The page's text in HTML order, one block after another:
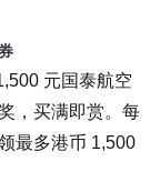
元国泰航空
，买满即赏。每
最多港币 1,500